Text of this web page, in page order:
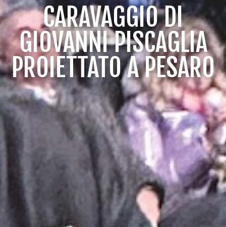
CARAVAGGIO DI
GIOVANNI PISCAGLIA
PROIETTATO A PESARO